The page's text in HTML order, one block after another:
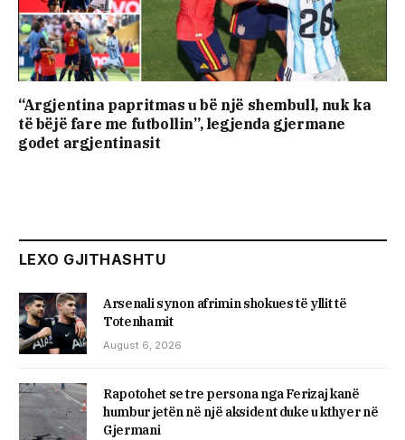
“Argjentina papritmas u bë një shembull, nuk ka
të bëjë fare me futbollin”, legjenda gjermane
godet argjentinasit
LEXO GJITHASHTU
Arsenali synon afrimin shokues të yllit të
Totenhamit
August 6, 2026
Rapotohet se tre persona nga Ferizaj kanë
humbur jetën në një aksident duke u kthyer në
Gjermani